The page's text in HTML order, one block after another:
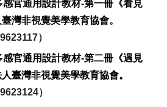
感官通用設計教材-第一冊 《看見
灣非視覺美學教育協會。
）
感官通用設計教材-第二冊 《遇見
臺灣非視覺美學教育協會。
）